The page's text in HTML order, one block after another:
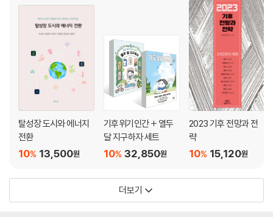
탈성장 도시와 에너지
전환
13,500원
10%
기후위기인간 + 열두
달 지구하자 세트
32,850원
10%
2023 기후 전망과 전
략
15,120원
10%
더보기